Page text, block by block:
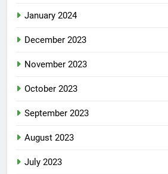
January 2024
December 2023
November 2023
October 2023
September 2023
August 2023
July 2023